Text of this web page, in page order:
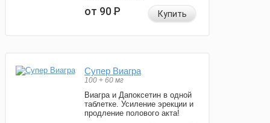
от 90Р Купить
Супер Виагра
100 + 60 мг
Виагра и Дапоксетин в одной
таблетке. Усиление эрекции и
продление полового акта!